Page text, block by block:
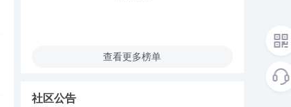
查看更多榜单
社区公告